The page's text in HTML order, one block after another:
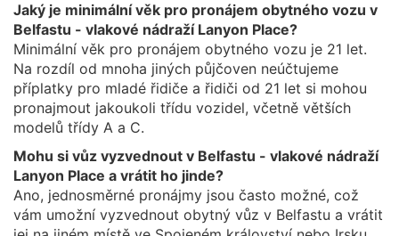
Jaký je minimální věk pro pronájem obytného vozu v
Belfastu - vlakové nádraží Lanyon Place?
Minimální věk pro pronájem obytného vozu je 21 let.
Na rozdíl od mnoha jiných půjčoven neúčtujeme
příplatky pro mladé řidiče a řidiči od 21 let si mohou
pronajmout jakoukoli třídu vozidel, včetně větších
modelů třídy A a C.
Mohu si vůz vyzvednout v Belfastu - vlakové nádraží
Lanyon Place a vrátit ho jinde?
Ano, jednosměrné pronájmy jsou často možné, což
vám umožní vyzvednout obytný vůz v Belfastu a vrátit